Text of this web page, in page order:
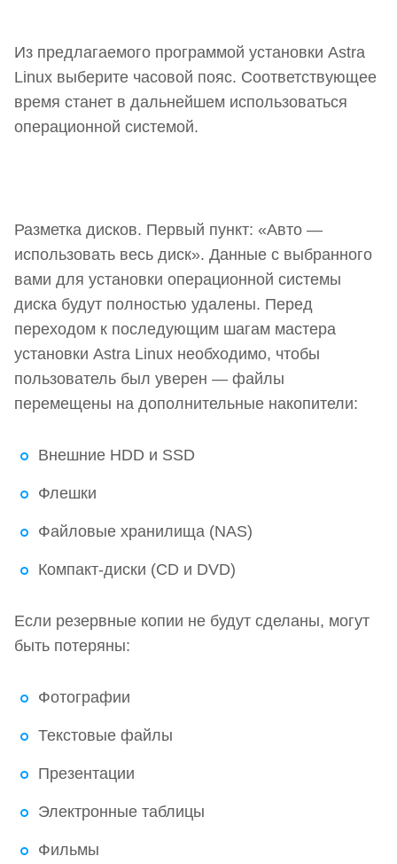
Из предлагаемого программой установки Astra
Linux выберите часовой пояс. Соответствующее
время станет в дальнейшем использоваться
операционной системой.
Разметка дисков. Первый пункт: «Авто —
использовать весь диск». Данные с выбранного
вами для установки операционной системы
диска будут полностью удалены. Перед
переходом к последующим шагам мастера
установки Astra Linux необходимо, чтобы
пользователь был уверен — файлы
перемещены на дополнительные накопители:
Внешние HDD и SSD
Флешки
Файловые хранилища (NAS)
Компакт-диски (CD и DVD)
Если резервные копии не будут сделаны, могут
быть потеряны:
Фотографии
Текстовые файлы
Презентации
Электронные таблицы
Фильмы